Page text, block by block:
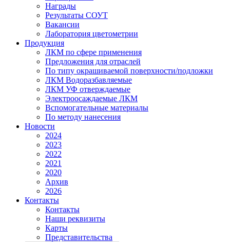
Награды
Результаты СОУТ
Вакансии
Лаборатория цветометрии
Продукция
ЛКМ по сфере применения
Предложения для отраслей
По типу окрашиваемой поверхности/подложки
ЛКМ Водоразбавляемые
ЛКМ УФ отверждаемые
Электроосаждаемые ЛКМ
Вспомогательные материалы
По методу нанесения
Новости
2024
2023
2022
2021
2020
Архив
2026
Контакты
Контакты
Наши реквизиты
Карты
Представительства